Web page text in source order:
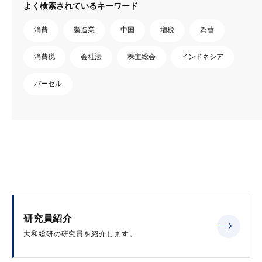
よく検索されているキーワード
消費 製造業 中国 増税 為替
消費税 会社法 株主総会 インドネシア
バーゼル
研究員紹介
大和総研の研究員を紹介します。